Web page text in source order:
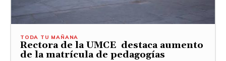
TODA TU MAÑANA
Rectora de la UMCE destaca aumento
de la matrícula de pedagogías